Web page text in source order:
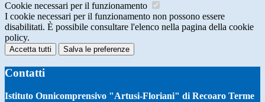
Cookie necessari per il funzionamento
I cookie necessari per il funzionamento non possono essere
disabilitati. È possibile consultare l'elenco nella pagina della cookie
policy.
Accetta tutti Salva le preferenze
Contatti
Istituto Onnicomprensivo "Artusi-Floriani" di Recoaro Terme